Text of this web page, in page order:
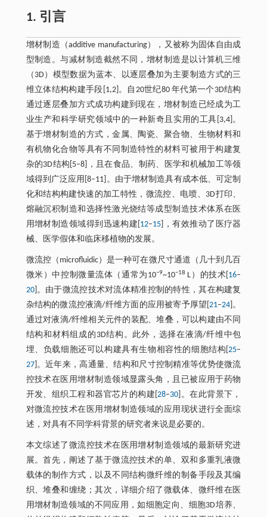
1. 引言
增材制造（additive manufacturing），又被称为固体自由成
型制造。与减材制造截然不同，增材制造是以计算机三维
（3D）模型数据为蓝本、以逐层叠加为主要制造方式的三
维立体结构构建手段[1,2]。自20世纪80 年代第一个3D结构
通过逐层叠加方式成功构建到现在，增材制造已经成为工
业生产和科学研究领域中的一种新奇且实用的工具[3,4]。
基于增材制造的方式，金属、陶瓷、聚合物、生物材料和
有机物化合物等具有不同制造特性的材料可被用于构建复
杂的3D结构[5–8]，且在食品、制药、医学和机械加工等领
域得到广泛应用[8–11]。由于增材制造具有成本低、可定制
化和结构构建快速的加工特性，微流控、电喷、3D打印、
熔融沉积制造和选择性激光烧结等成型制造技术体系在医
用增材制造领域得到迅速构建[ 12–15 ]，有效推动了医疗器
械、医学假体和临床移植物的发展。
微流控（microfluidic）是一种可在微尺寸通道（几十到几百
微米）中控制微量流体（通常为10−9~10−18 L）的技术[ 16–
20]。由于微流控技术对流体精准控制的特性，其在构建复
杂结构的微流控液滴/纤维方面的应用被寄予厚望[21–24 ]。
通过对液滴/纤维相关元件的装配、堆叠，可以构建由不同
结构和材料组成的3D结构。此外，选择在液滴/纤维中包
埋、负载细胞还可以构建具有生物相容性的细胞结构[25–
27]。近年来，高通量、结构和尺寸控制精准等优势使微流
控技术在医用增材制造领域显露头角，且已被应用于药物
开发、组织工程和器官芯片的构建[28–30 ]。在此背景下，
对微流控技术在医用增材制造领域的应用现状进行全面综
述，对具有不同学科背景的研究者来说是必要的。
本文综述了微流控技术在医用增材制造领域的最新研究进
展。首先，阐述了基于微流控技术的单、双和多重乳液微
载体的制作方式，以及不同结构微纤维的制备手段及其编
织、堆叠和缠绕；其次，详细介绍了微载体、微纤维在医
用增材制造领域的不同应用，如细胞定向、细胞3D培养、